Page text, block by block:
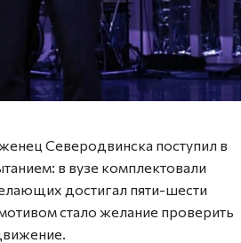
Северодвинска поступил в
в вузе комплектовали
достигал пяти-шести
стало желание проверить